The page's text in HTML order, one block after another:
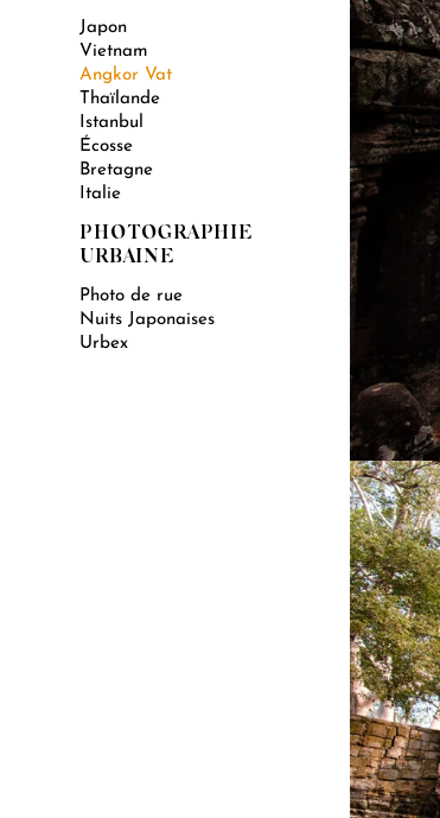
Japon
Vietnam
Angkor Vat
Thaïlande
Istanbul
Écosse
Bretagne
Italie
PHOTOGRAPHIE
URBAINE
Photo de rue
Nuits Japonaises
Urbex